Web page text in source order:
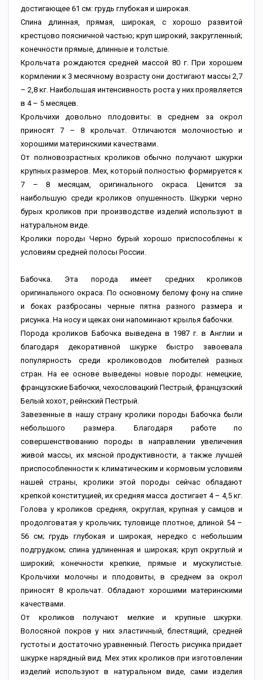
достигающее 61 см: грудь глубокая и широкая.
Спина длинная, прямая, широкая, с хорошо развитой
крестцово поясничной частью; круп широкий, закругленный;
конечности прямые, длинные и толстые.
Крольчата рождаются средней массой 80 г. При хорошем
кормлении к 3 месячному возрасту они достигают массы 2,7
– 2,8 кг. Наибольшая интенсивность роста у них проявляется
в 4 – 5 месяцев.
Крольчихи довольно плодовиты: в среднем за окрол
приносят 7 – 8 крольчат. Отличаются молочностью и
хорошими материнскими качествами.
От полновозрастных кроликов обычно получают шкурки
крупных размеров. Мех, который полностью формируется к
7 – 8 месяцам, оригинального окраса. Ценится за
наибольшую среди кроликов опушенность. Шкурки черно
бурых кроликов при производстве изделий используют в
натуральном виде.
Кролики породы Черно бурый хорошо приспособлены к
условиям средней полосы России.
Бабочка. Эта порода имеет средних кроликов
оригинального окраса. По основному белому фону на спине
и боках разбросаны черные пятна разного размера и
рисунка. На носу и щеках они напоминают крылья бабочки.
Порода кроликов Бабочка выведена в 1987 г. в Англии и
благодаря декоративной шкурке быстро завоевала
популярность среди кролиководов любителей разных
стран. На ее основе выведены новые породы: немецкие,
французские Бабочки, чехословацкий Пестрый, французский
Белый хохот, рейнский Пестрый.
Завезенные в нашу страну кролики породы Бабочка были
небольшого размера. Благодаря работе по
совершенствованию породы в направлении увеличения
живой массы, их мясной продуктивности, а также лучшей
приспособленности к климатическим и кормовым условиям
нашей страны, кролики этой породы сейчас обладают
крепкой конституцией, их средняя масса достигает 4 – 4,5 кг.
Голова у кроликов средняя, округлая, крупная у самцов и
продолговатая у крольчих; туловище плотное, длиной 54 –
56 см; грудь глубокая и широкая, нередко с небольшим
подгрудком; спина удлиненная и широкая; круп округлый и
широкий; конечности крепкие, прямые и мускулистые.
Крольчихи молочны и плодовиты, в среднем за окрол
приносят 8 крольчат. Обладают хорошими материнскими
качествами.
От кроликов получают мелкие и крупные шкурки.
Волосяной покров у них эластичный, блестящий, средней
густоты и достаточно уравненный. Пегость рисунка придает
шкурке нарядный вид. Мех этих кроликов при изготовлении
изделий используют в натуральном виде, сами изделия